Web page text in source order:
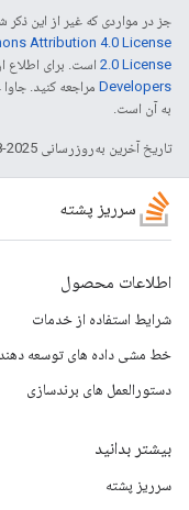
جز در مواردی که غیر از این
Attribution 4.0 License
2.0 License است. برای اطلاع
Developers‏
به آن است.
تاریخ آخرین به‌روزرسانی 2025-08-29 به‌وقت ساعت هماهنگ جهانی.
سرریز پشته
اطلاعات محصول
شرایط استفاده از خدمات
خط مشی داده های توسعه
دستورالعمل های برندسازی
بیشتر بدانید
سرریز پشته